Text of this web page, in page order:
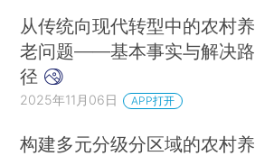
从传统向现代转型中的农村养
老问题——基本事实与解决路
径
2025年11月06日 APP打开
构建多元分级分区域的农村养